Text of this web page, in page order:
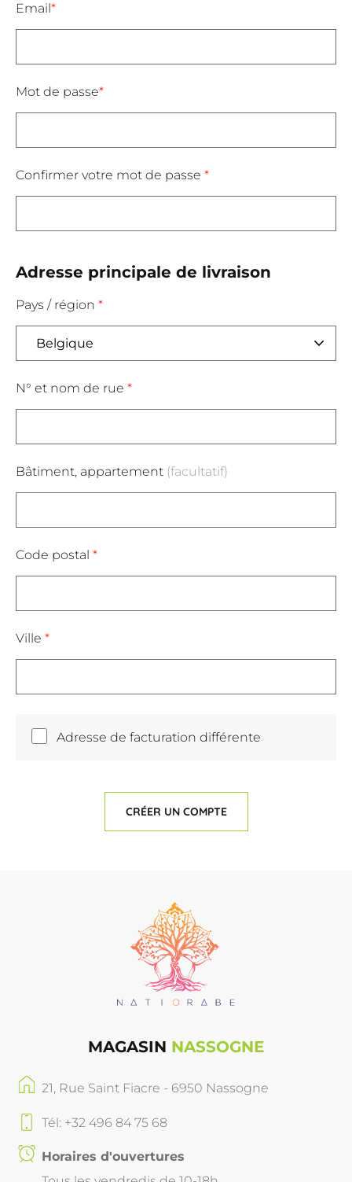
Email*
Mot de passe*
Confirmer votre mot de passe *
Adresse principale de livraison
Pays / région *
N° et nom de rue *
Bâtiment, appartement (facultatif)
Code postal *
Ville *
Adresse de facturation différente
CRÉER UN COMPTE
MAGASIN NASSOGNE
21, Rue Saint Fiacre - 6950 Nassogne
Tél: +32 496 84 75 68
Horaires d'ouvertures